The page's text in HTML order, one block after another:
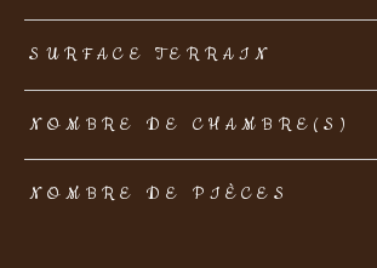
SURFACE TERRAIN
NOMBRE DE CHAMBRE(S)
NOMBRE DE PIÈCES